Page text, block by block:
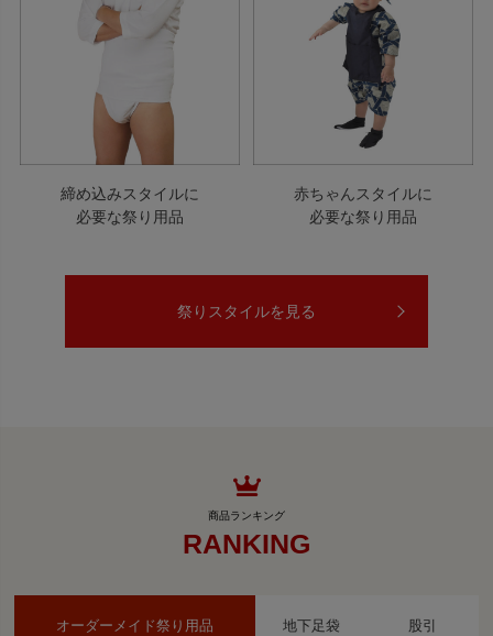
締め込みスタイルに
必要な祭り用品
赤ちゃんスタイルに
必要な祭り用品
祭りスタイルを見る
RANKING
オーダーメイド祭り用品 地下足袋 股引